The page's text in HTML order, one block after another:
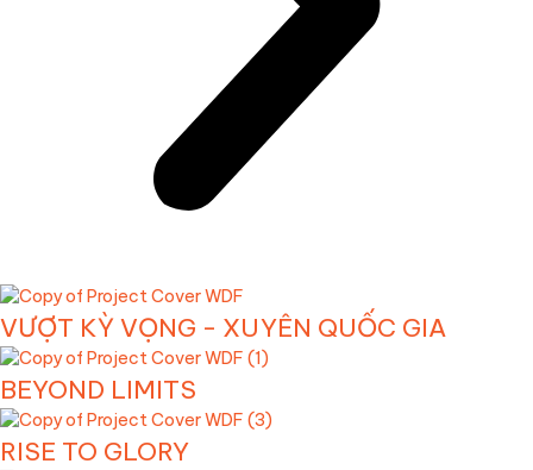
VƯỢT KỲ VỌNG - XUYÊN QUỐC GIA
BEYOND LIMITS
RISE TO GLORY